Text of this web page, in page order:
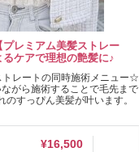
レミアム美髪ストレー
るケアで理想の艶髪に♪
レートの同時施術メニュー☆
がら施術することで毛先まで
すっぴん美髪が叶います。
¥16,500